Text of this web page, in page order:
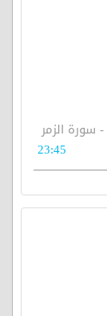
- سورة الزمر
23:45